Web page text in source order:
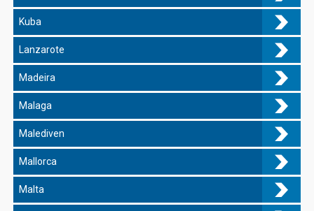
Kuba
Lanzarote
Madeira
Malaga
Malediven
Mallorca
Malta